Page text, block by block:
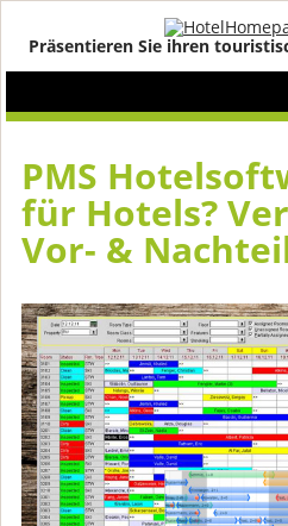
Präsentieren Sie ihren
PMS
für Hotels?
Vor- &